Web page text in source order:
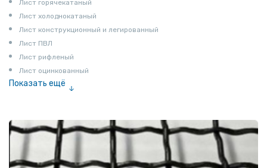
Лист горячекатаный
Лист холоднокатаный
Лист конструкционный и легированный
Лист ПВЛ
Лист рифленый
Лист оцинкованный
Показать ещё